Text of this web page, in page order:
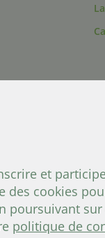
G1R 1T3,
et
cookies
poursuivant sur
politique de